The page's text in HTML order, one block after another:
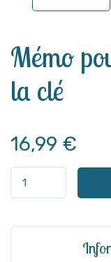
Mémo
la clé
16,99 €